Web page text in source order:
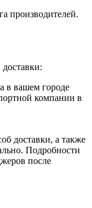
производителей.
в вашем городе
компании в
доставки, а также
Подробности
после